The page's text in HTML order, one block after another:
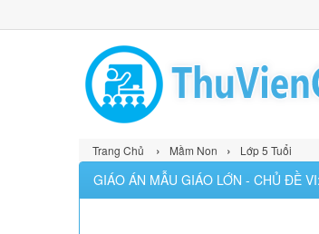
Trang Chủ › Mầm Non › Lớp 5 Tuổi
GIÁO ÁN MẪU GIÁO LỚN - CHỦ ĐỀ